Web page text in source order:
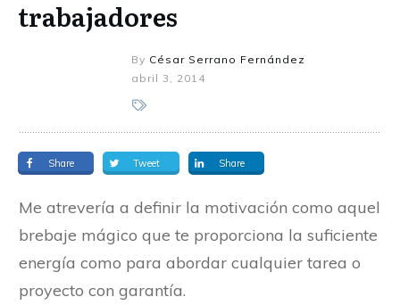
trabajadores
By César Serrano Fernández
abril 3, 2014
Share Tweet Share
Me atrevería a definir la motivación como aquel
brebaje mágico que te proporciona la suficiente
energía como para abordar cualquier tarea o
proyecto con garantía.